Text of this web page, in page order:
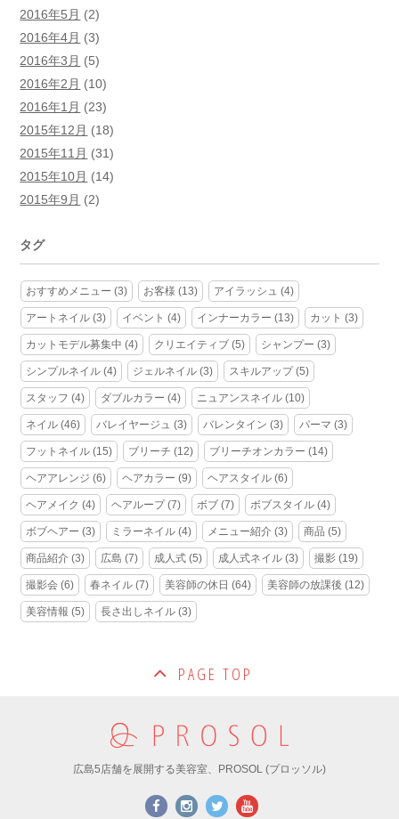
2016年5月 (2)
2016年4月 (3)
2016年3月 (5)
2016年2月 (10)
2016年1月 (23)
2015年12月 (18)
2015年11月 (31)
2015年10月 (14)
2015年9月 (2)
タグ
おすすめメニュー (3) お客様 (13) アイラッシュ (4)
アートネイル (3) イベント (4) インナーカラー (13) カット (3)
カットモデル募集中 (4) クリエイティブ (5) シャンプー (3)
シンプルネイル (4) ジェルネイル (3) スキルアップ(5)
スタッフ (4) ダブルカラー (4) ニュアンスネイル (10)
ネイル (46) バレイヤージュ (3) バレンタイン (3) パーマ (3)
フットネイル (15) ブリーチ (12) ブリーチオンカラー (14)
ヘアアレンジ (6) ヘアカラー (9) ヘアスタイル (6)
ヘアメイク (4) ヘアループ(7) ボブ (7) ボブスタイル (4)
ボブヘアー (3) ミラーネイル (4) メニュー紹介 (3) 商品 (5)
商品紹介 (3) 広島 (7) 成人式 (5) 成人式ネイル (3) 撮影 (19)
撮影会 (6) 春ネイル (7) 美容師の休日 (64) 美容師の放課後 (12)
美容情報 (5) 長さ出しネイル (3)
広島5店舗を展開する美容室、PROSOL (プロッソル)
PAGE TOP